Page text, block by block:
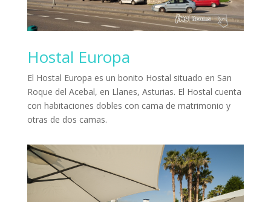
Hostal Europa
El Hostal Europa es un bonito Hostal situado en San
Roque del Acebal, en Llanes, Asturias. El Hostal cuenta
con habitaciones dobles con cama de matrimonio y
otras de dos camas.